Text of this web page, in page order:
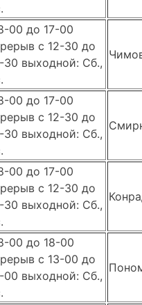
00 до 17-00
с 12-30 до
30 выходной: Сб.,
00 до 17-00
с 12-30 до
30 выходной: Сб.,
00 до 17-00
с 12-30 до
30 выходной: Сб.,
00 до 18-00
с 13-00 до
00 выходной: Сб.,